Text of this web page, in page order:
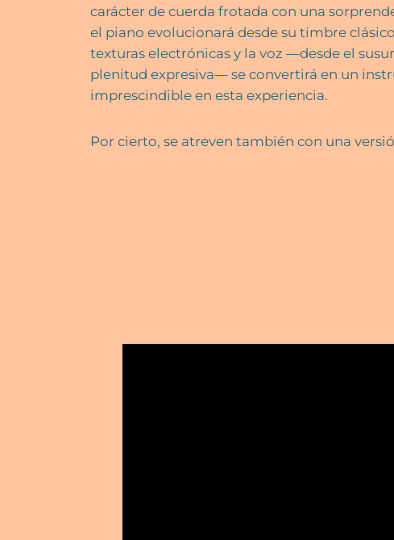
carácter de cuerda frotada con una
el piano evolucionará desde su timbre
texturas electrónicas y la voz —desde el
plenitud expresiva— se convertirá en un
imprescindible en esta experiencia.
Por cierto, se atreven también con una